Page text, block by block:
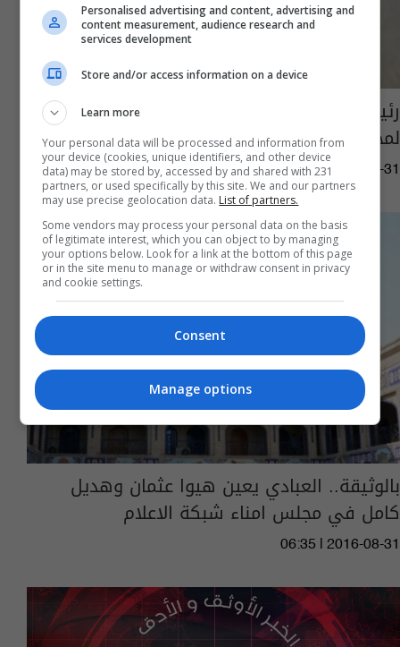
رئيس البرلمان يبارك اختيار أعضاء تكنوقراط
لمجلس امناء شبكة الاعلام العراقي
10:39 | 2016-08-31
بالوثيقة.. العبادي يعين هيوا عثمان وهديل
كامل في مجلس امناء شبكة الاعلام
06:35 | 2016-08-31
Personalised advertising and content, advertising and
content measurement, audience research and
services development
Store and/or access information on a device
Learn more
Your personal data will be processed and information from
your device (cookies, unique identifiers, and other device
data) may be stored by, accessed by and shared with 231
partners, or used specifically by this site. We and our partners
may use precise geolocation data. List of partners.
Some vendors may process your personal data on the basis
of legitimate interest, which you can object to by managing
your options below. Look for a link at the bottom of this page
or in the site menu to manage or withdraw consent in privacy
and cookie settings.
Consent
Manage options